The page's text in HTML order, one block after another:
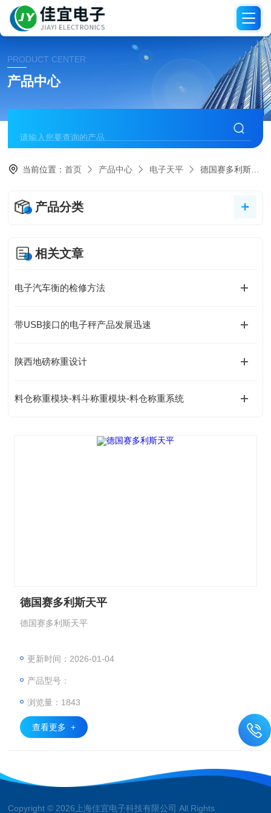
PRODUCT CENTER
产品中心
当前位置：首页 产品中心 电子天平 德国赛多利斯天平
产品分类
相关文章
电子汽车衡的检修方法
带USB接口的电子秤产品发展迅速
陕西地磅称重设计
料仓称重模块-料斗称重模块-料仓称重系统
德国赛多利斯天平
德国赛多利斯天平
更新时间：2026-01-04
产品型号：
浏览量：1843
查看更多 +
Copyright © 2026上海佳宜电子科技有限公司 All Rights